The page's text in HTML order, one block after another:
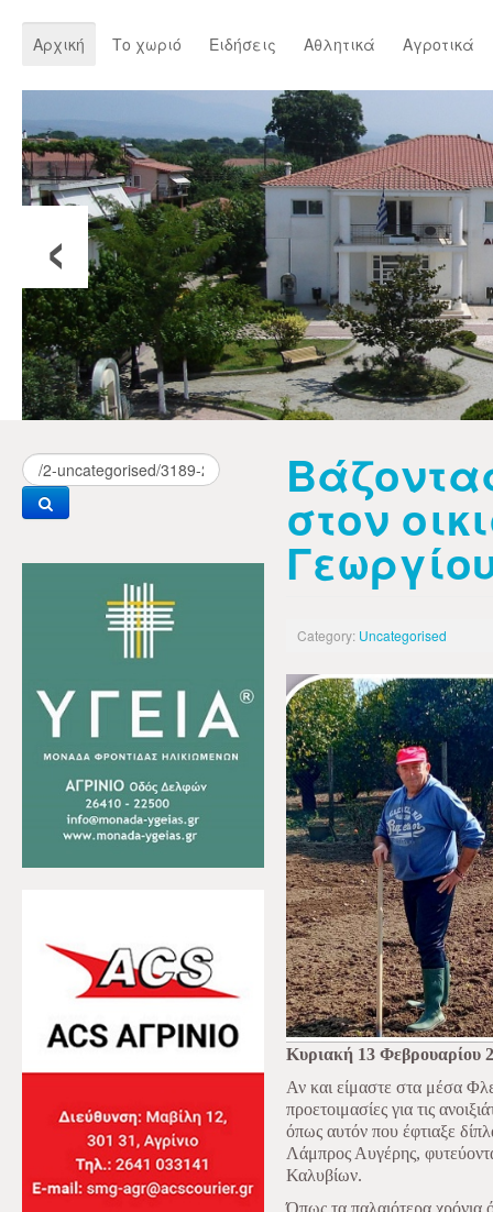
Αρχική Το χωριό Ειδήσεις Αθλητικά Αγροτικά
‹
στον
Category: Uncategorised
Κυριακή 13 Φεβρουαρίου
Αν και είμαστε στα μέσα
προετοιμασίες για τις
όπως αυτόν που έφτιαξε
Λάμπρος Αυγέρης,
Καλυβίων.
Όπως τα παλαιότερα χρόνια